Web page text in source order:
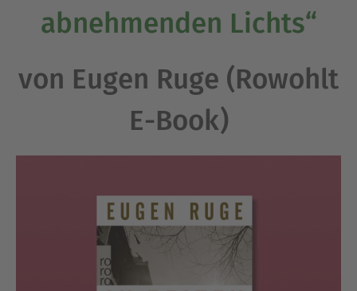
abnehmenden Lichts“
von Eugen Ruge (Rowohlt
E-Book)